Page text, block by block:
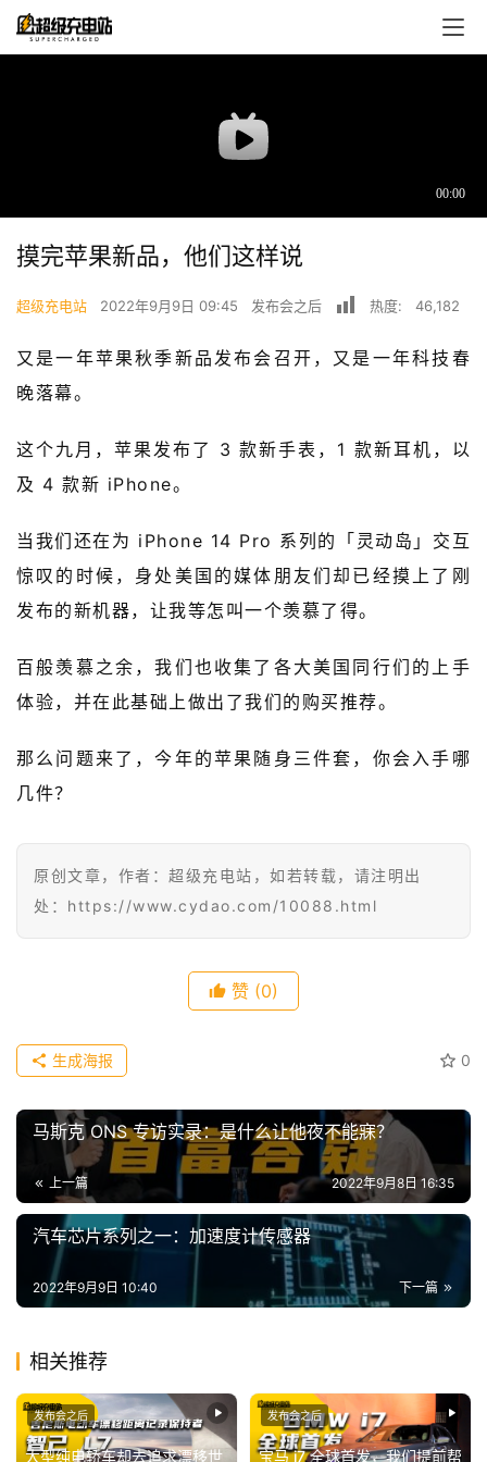
首
超
报
有
常
新
国
有
多
险
家
新
闻
资
于
我
们
摸完苹果新品，他们这样说
超级充电站 2022年9月9日 09:45 发布会之后 热度: 46,182
又是一年苹果秋季新品发布会召开，又是一年科技春
晚落幕。
这个九月，苹果发布了 3 款新手表，1 款新耳机，以
及 4 款新 iPhone。
当我们还在为 iPhone 14 Pro 系列的「灵动岛」交互
惊叹的时候，身处美国的媒体朋友们却已经摸上了刚
发布的新机器，让我等怎叫一个羡慕了得。
百般羡慕之余，我们也收集了各大美国同行们的上手
体验，并在此基础上做出了我们的购买推荐。
那么问题来了，今年的苹果随身三件套，你会入手哪
几件？
原创文章，作者：超级充电站，如若转载，请注明出
处：https://www.cydao.com/10088.html
赞 (0)
0
生成海报
马斯克 ONS 专访实录：是什么让他夜不能寐？
上一篇 2022年9月8日 16:35
汽车芯片系列之一：加速度计传感器
下一篇
2022年9月9日 10:40
相关推荐
大型纯电轿车却去追求漂移世
发布会之后
宝马 i7 全球首发，我们提前帮
发布会之后